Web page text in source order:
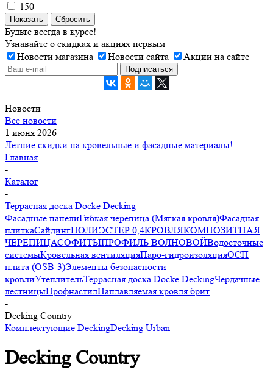
150
Показать Сбросить
Будьте всегда в курсе!
Узнавайте о скидках и акциях первым
Новости магазина
Новости сайта Акции на сайте
Новости
Все новости
1 июня 2026
Летние скидки на кровельные и фасадные материалы!
Главная
-
Каталог
-
Террасная доска Docke Decking
Фасадные панелиГибкая черепица (Мягкая кровля)Фасадная
плиткаСайдингПОЛИЭСТЕР 0,4КРОВЛЯКОМПОЗИТНАЯ
ЧЕРЕПИЦАСОФИТЫПРОФИЛЬ ВОЛНОВОЙВодосточные
системыКровельная вентиляцияПаро-гидроизоляцияОСП
плита (OSB-3)Элементы безопасности
кровлиУтеплительТеррасная доска Docke DeckingЧердачные
лестницыПрофнастилНаплавляемая кровля брит
-
Decking Country
Комплектующие DeckingDecking Urban
Decking Country